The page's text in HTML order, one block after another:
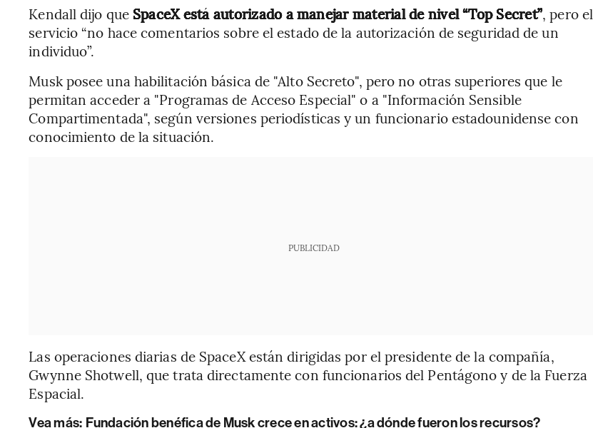
Kendall dijo que SpaceX está autorizado a manejar material de nivel “Top Secret”, pero el
servicio “no hace comentarios sobre el estado de la autorización de seguridad de un
individuo”.
Musk posee una habilitación básica de "Alto Secreto", pero no otras superiores que le
permitan acceder a "Programas de Acceso Especial" o a "Información Sensible
Compartimentada", según versiones periodísticas y un funcionario estadounidense con
conocimiento de la situación.
PUBLICIDAD
Las operaciones diarias de SpaceX están dirigidas por el presidente de la compañía,
Gwynne Shotwell, que trata directamente con funcionarios del Pentágono y de la Fuerza
Espacial.
Vea más: Fundación benéfica de Musk crece en activos: ¿a dónde fueron los recursos?